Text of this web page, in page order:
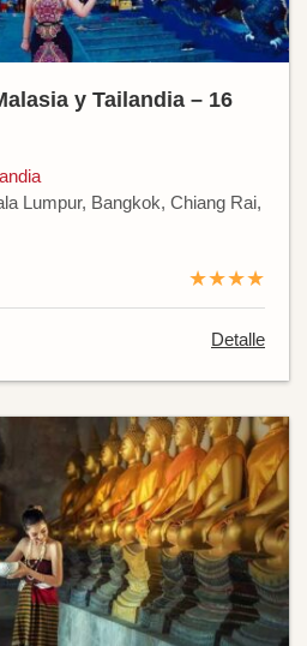
y Tailandia – 16
Lumpur, Bangkok, Chiang Rai,
★★★★
Detalle